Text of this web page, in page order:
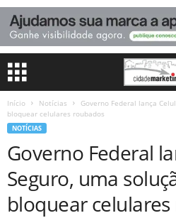
Início Notícias
Governo Federal lança
bloquear celulares roubados
NOTÍCIAS
Governo Federal
Seguro, uma
bloquear